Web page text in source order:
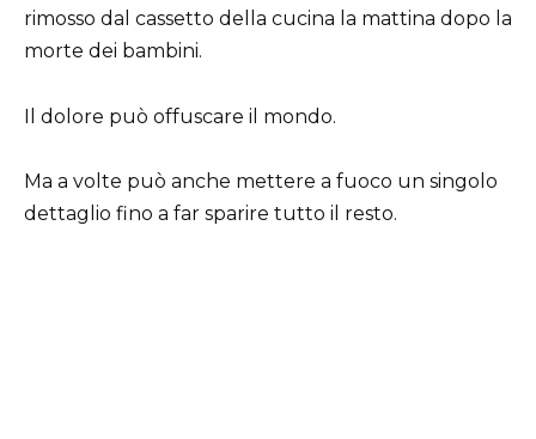
rimosso dal cassetto della cucina la mattina dopo la
morte dei bambini.
Il dolore può offuscare il mondo.
Ma a volte può anche mettere a fuoco un singolo
dettaglio fino a far sparire tutto il resto.